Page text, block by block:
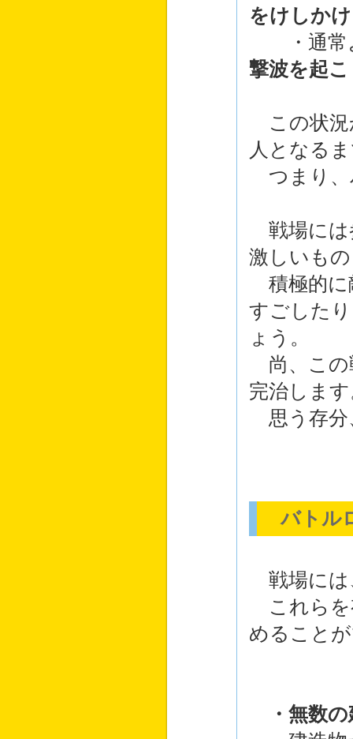
をけしか
・通常
撃波を起
この状況
人となる
つまり、
戦場には
激しいも
積極的に
すごした
ょう。
尚、この
完治しま
思う存分
バトル
戦場には
これらを
めること
・無数